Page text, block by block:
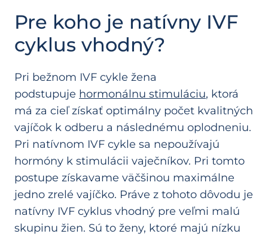
Pre koho je natívny IVF
cyklus vhodný?
Pri bežnom IVF cykle žena
podstupuje hormonálnu stimuláciu, ktorá
má za cieľ získať optimálny počet kvalitných
vajíčok k odberu a následnému oplodneniu.
Pri natívnom IVF cykle sa nepoužívajú
hormóny k stimulácii vaječníkov. Pri tomto
postupe získavame väčšinou maximálne
jedno zrelé vajíčko. Práve z tohoto dôvodu je
natívny IVF cyklus vhodný pre veľmi malú
skupinu žien. Sú to ženy, ktoré majú nízku